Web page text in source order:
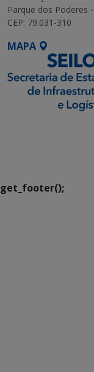
Parque dos Poderes
CEP: 79.031-310
MAPA
get_footer();